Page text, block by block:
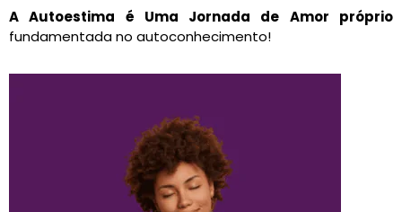
A Autoestima é Uma Jornada de Amor próprio
fundamentada no autoconhecimento!